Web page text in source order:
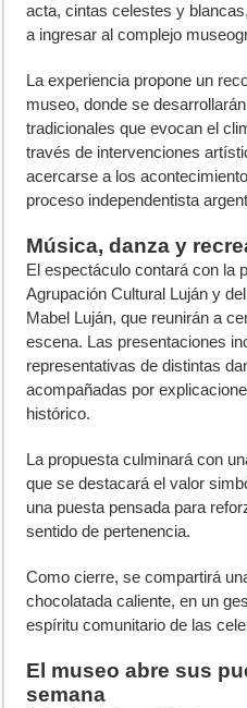
acta, cintas celestes y
a ingresar al complejo
La experiencia propone un
museo, donde se
tradicionales que evocan el
través de intervenciones
acercarse a los
proceso independentista
Música, danza y
El espectáculo contará con la
Agrupación Cultural Luján y
Mabel Luján, que reunirán a
escena. Las presentaciones
representativas de distintas
acompañadas por
histórico.
La propuesta culminará con
que se destacará el valor
una puesta pensada para
sentido de pertenencia.
Como cierre, se compartirá
chocolatada caliente, en un
espíritu comunitario de las
El museo abre sus
semana